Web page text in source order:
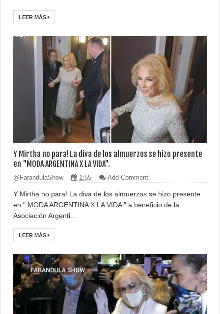
LEER MÁS
Y Mirtha no para! La diva de los almuerzos se hizo presente
en "MODA ARGENTINA X LA VIDA".
@FarandulaShow 1:55 Add Comment
Y Mirtha no para! La diva de los almuerzos se hizo presente
en " MODA ARGENTINA X LA VIDA " a beneficio de la
Asociación Argenti...
LEER MÁS